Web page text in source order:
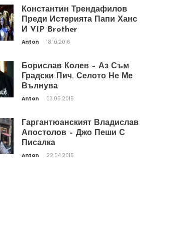
Константин Трендафилов
Преди Истерията Папи Ханс
И VIP Brother
Anton 18.10.2016
Борислав Колев – Аз Съм
Градски Пич. Селото Не Ме
Вълнува
Anton 03.05.2015
Гаргантюанският Владислав
Апостолов – Джо Пеши С
Писалка
Anton 22.04.2015